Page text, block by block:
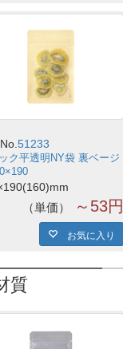
51233
ク平透明NY袋 裏ベージ
単価 ～53円
お気に入り
質